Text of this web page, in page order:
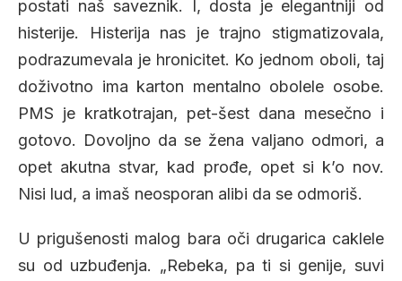
postati naš saveznik. I, dosta je elegantniji od
histerije. Histerija nas je trajno stigmatizovala,
podrazumevala je hronicitet. Ko jednom oboli, taj
doživotno ima karton mentalno obolele osobe.
PMS je kratkotrajan, pet-šest dana mesečno i
gotovo. Dovoljno da se žena valjano odmori, a
opet akutna stvar, kad prođe, opet si k’o nov.
Nisi lud, a imaš neosporan alibi da se odmoriš.
U prigušenosti malog bara oči drugarica caklele
su od uzbuđenja. „Rebeka, pa ti si genije, suvi